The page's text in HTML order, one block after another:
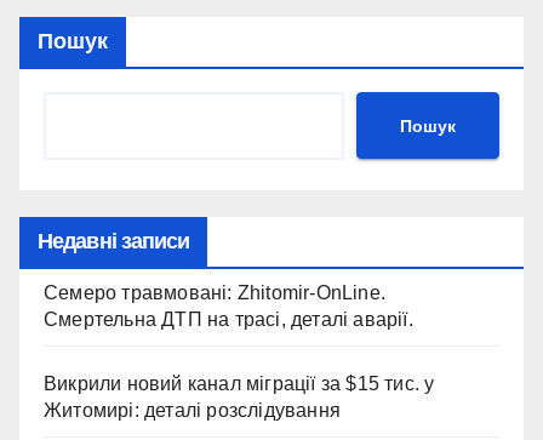
Пошук
Пошук
Недавні записи
Семеро травмовані: Zhitomir-OnLine.
Смертельна ДТП на трасі, деталі аварії.
Викрили новий канал міграції за $15 тис. у
Житомирі: деталі розслідування